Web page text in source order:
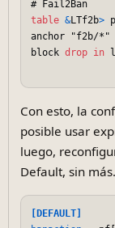
table &LTf2b>
anchor "f2b/
block drop in
Con esto, la
posible usar
luego,
Default, sin más.
[DEFAULT]